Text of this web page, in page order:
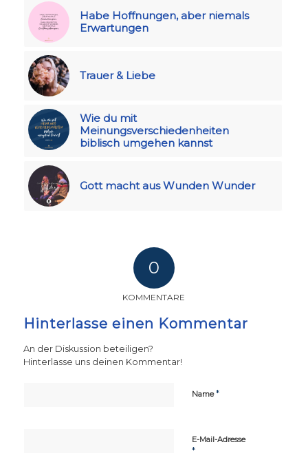
Habe Hoffnungen, aber niemals
Erwartungen
Trauer & Liebe
Wie du mit
Meinungsverschiedenheiten
biblisch umgehen kannst
Gott macht aus Wunden Wunder
0
KOMMENTARE
Hinterlasse einen Kommentar
An der Diskussion beteiligen?
Hinterlasse uns deinen Kommentar!
Name*
E-Mail-Adresse
*